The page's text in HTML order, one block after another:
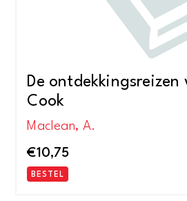
De
Cook
Maclean, A.
€10,75
BESTEL